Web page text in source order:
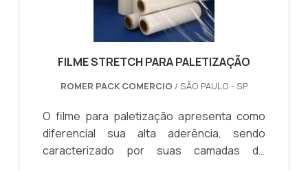
FILME STRETCH PARA PALETIZAÇÃO
ROMER PACK COMERCIO / SÃO PAULO - SP
O filme para paletização apresenta como
diferencial sua alta aderência, sendo
caracterizado por suas camadas de